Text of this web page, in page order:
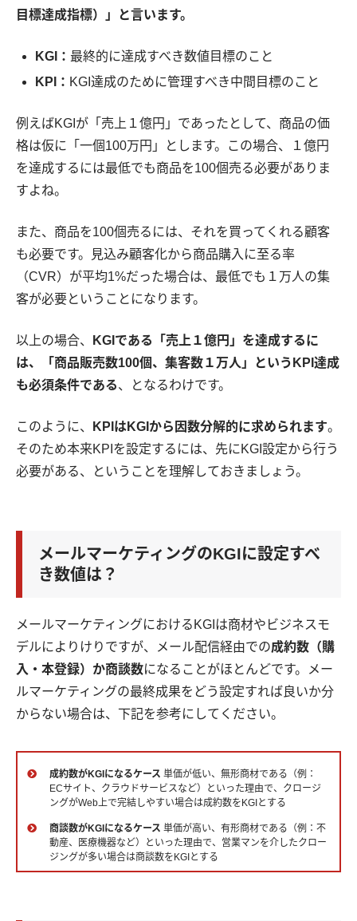
目標達成指標）」と言います。
KGI： 最終的に達成すべき数値目標のこと
KPI： KGI達成のために管理すべき中間目標のこと
例えばKGIが「売上１億円」であったとして、商品の価
格は仮に「一個100万円」とします。この場合、１億円
を達成するには最低でも商品を100個売る必要がありま
すよね。
また、商品を100個売るには、それを買ってくれる顧客
も必要です。見込み顧客化から商品購入に至る率
（CVR）が平均1%だった場合は、最低でも１万人の集
客が必要ということになります。
以上の場合、
KGIである「売上１億円」を達成するに
は、「商品販売数100個、集客数１万人」というKPI達成
も必須条件である、となるわけです。
このように、 KPIはKGIから因数分解的に求められます。
そのため本来KPIを設定するには、先にKGI設定から行う
必要がある、ということを理解しておきましょう。
メールマーケティングのKGIに設定すべ
き数値は？
メールマーケティングにおけるKGIは商材やビジネスモ
デルによりけりですが、メール配信経由での成約数（購
入・本登録）か商談数になることがほとんどです。メー
ルマーケティングの最終成果をどう設定すれば良いか分
からない場合は、下記を参考にしてください。
成約数がKGIになるケース 単価が低い、無形商材である（例：
ECサイト、クラウドサービスなど）といった理由で、クロージ
ングがWeb上で完結しやすい場合は成約数をKGIとする
商談数がKGIになるケース 単価が高い、有形商材である（例：不
動産、医療機器など）といった理由で、営業マンを介したクロー
ジングが多い場合は商談数をKGIとする